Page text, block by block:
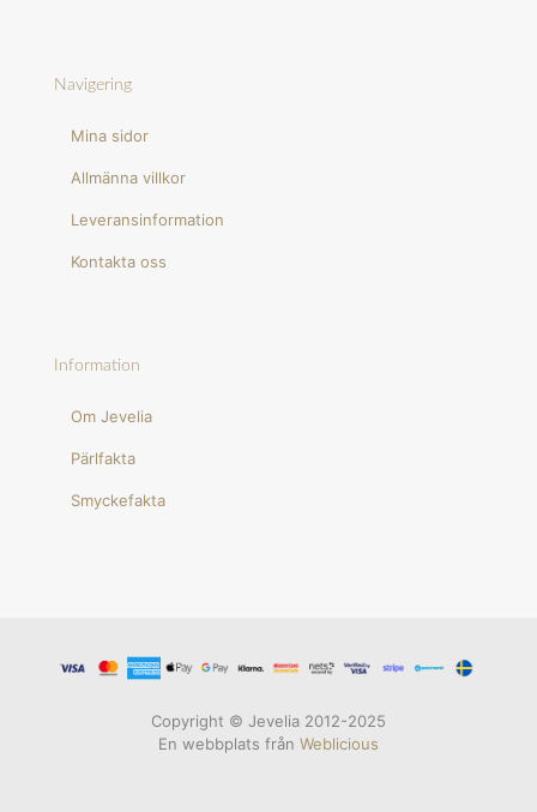
Navigering
Mina sidor
Allmänna villkor
Leveransinformation
Kontakta oss
Information
Om Jevelia
Pärlfakta
Smyckefakta
Copyright © Jevelia 2012-2025
En webbplats från Weblicious